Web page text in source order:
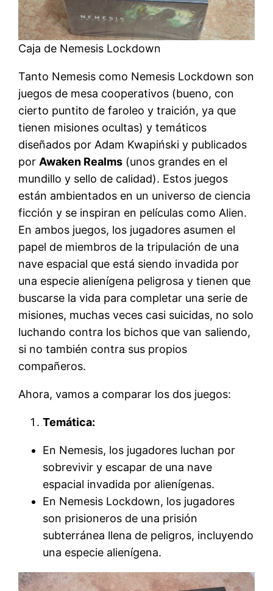
Caja de Nemesis Lockdown
Tanto Nemesis como Nemesis Lockdown son
juegos de mesa cooperativos (bueno, con
cierto puntito de faroleo y traición, ya que
tienen misiones ocultas) y temáticos
diseñados por Adam Kwapiński y publicados
por Awaken Realms (unos grandes en el
mundillo y sello de calidad). Estos juegos
están ambientados en un universo de ciencia
ficción y se inspiran en películas como Alien.
En ambos juegos, los jugadores asumen el
papel de miembros de la tripulación de una
nave espacial que está siendo invadida por
una especie alienígena peligrosa y tienen que
buscarse la vida para completar una serie de
misiones, muchas veces casi suicidas, no solo
luchando contra los bichos que van saliendo,
si no también contra sus propios
compañeros.
Ahora, vamos a comparar los dos juegos:
Temática:
En Nemesis, los jugadores luchan por
sobrevivir y escapar de una nave
espacial invadida por alienígenas.
En Nemesis Lockdown, los jugadores
son prisioneros de una prisión
subterránea llena de peligros, incluyendo
una especie alienígena.